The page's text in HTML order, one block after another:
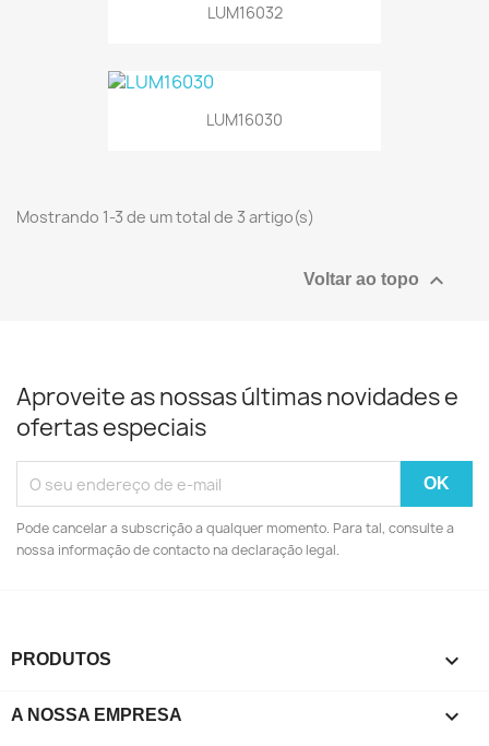
LUM16032
LUM16030
Mostrando 1-3 de um total de 3 artigo(s)
Voltar ao topo 
Aproveite as nossas últimas novidades e
ofertas especiais
Pode cancelar a subscrição a qualquer momento. Para tal, consulte a
nossa informação de contacto na declaração legal.
PRODUTOS 
A NOSSA EMPRESA 